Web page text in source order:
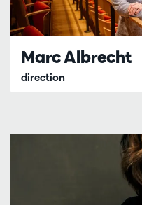
Marc Albrecht
direction